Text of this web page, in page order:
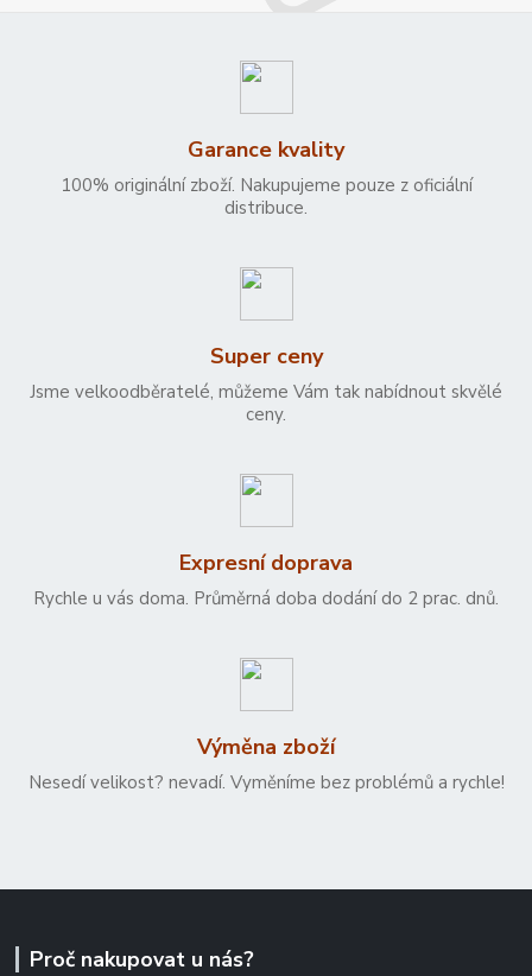
Garance kvality
100% originální zboží. Nakupujeme pouze z oficiální
distribuce.
Super ceny
Jsme velkoodběratelé, můžeme Vám tak nabídnout skvělé
ceny.
Expresní doprava
Rychle u vás doma. Průměrná doba dodání do 2 prac. dnů.
Výměna zboží
Nesedí velikost? nevadí. Vyměníme bez problémů a rychle!
Proč nakupovat u nás?